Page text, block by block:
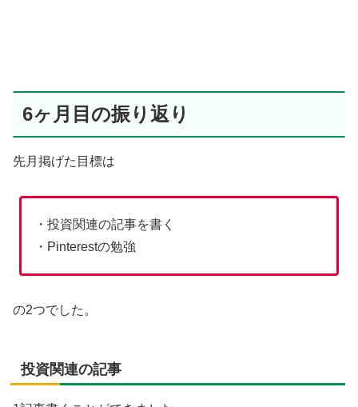
6ヶ月目の振り返り
先月掲げた目標は
・投資関連の記事を書く
・Pinterestの勉強
の2つでした。
投資関連の記事